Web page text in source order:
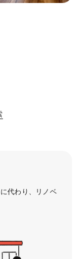
代わり、
リノベ